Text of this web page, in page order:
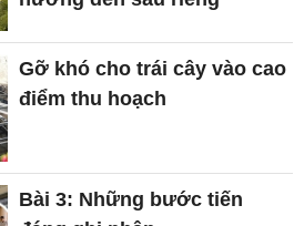
Gỡ khó cho trái cây vào cao
điểm thu hoạch
Bài 3: Những bước tiến